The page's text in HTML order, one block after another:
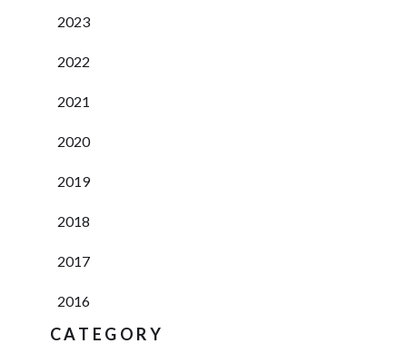
2023
2022
2021
2020
2019
2018
2017
2016
CATEGORY